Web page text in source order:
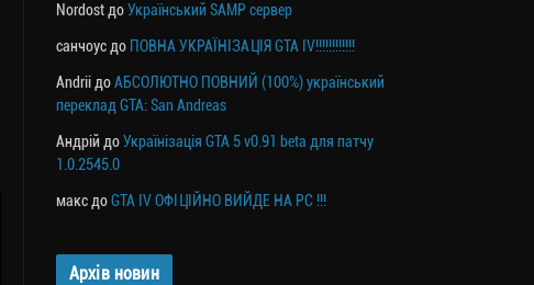
Nordost доУкраїнський SAMP сервер
санчоус до ПОВНА УКРАЇНІЗАЦІЯ GTA IV!!!!!!!!!!!!
Andrii доАБСОЛЮТНО ПОВНИЙ (100%) український
переклад GTA: San Andreas
Андрій доУкраїнізація GTA 5 v0.91 beta для патчу
1.0.2545.0
макс доGTA IV ОФІЦІЙНО ВИЙДЕ НА PC !!!
Архів новин